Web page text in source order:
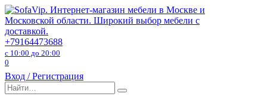
Перейти
к
содержанию
+79164473688
с 10:00 до 20:00
0
Вход / Регистрация
Search
for: